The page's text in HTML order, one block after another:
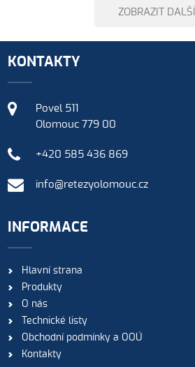
ZOBRAZIT DALŠÍ
KONTAKTY
Povel 511
Olomouc 779 00
+420 585 436 869
info@retezyolomouc.cz
INFORMACE
Hlavní strana
Produkty
O nás
Technické listy
Obchodní podmínky a OOÚ
Kontakty